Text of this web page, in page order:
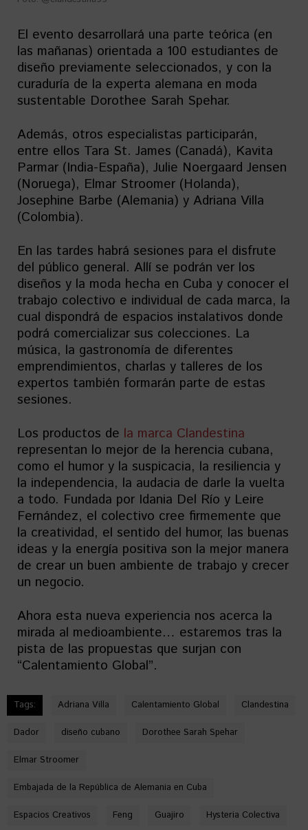
El evento desarrollará una parte teórica (en
las mañanas) orientada a 100 estudiantes de
diseño previamente seleccionados, y con la
curaduría de la experta alemana en moda
sustentable Dorothee Sarah Spehar.
Además, otros especialistas participarán,
entre ellos Tara St. James (Canadá), Kavita
Parmar (India-España), Julie Noergaard Jensen
(Noruega), Elmar Stroomer (Holanda),
Josephine Barbe (Alemania) y Adriana Villa
(Colombia).
En las tardes habrá sesiones para el disfrute
del público general. Allí se podrán ver los
diseños y la moda hecha en Cuba y conocer el
trabajo colectivo e individual de cada marca, la
cual dispondrá de espacios instalativos donde
podrá comercializar sus colecciones. La
música, la gastronomía de diferentes
emprendimientos, charlas y talleres de los
expertos también formarán parte de estas
sesiones.
Los productos de la marca Clandestina
representan lo mejor de la herencia cubana,
como el humor y la suspicacia, la resiliencia y
la independencia, la audacia de darle la vuelta
a todo. Fundada por Idania Del Río y Leire
Fernández, el colectivo cree firmemente que
la creatividad, el sentido del humor, las buenas
ideas y la energía positiva son la mejor manera
de crear un buen ambiente de trabajo y crecer
un negocio.
Ahora esta nueva experiencia nos acerca la
mirada al medioambiente… estaremos tras la
pista de las propuestas que surjan con
“Calentamiento Global”.
Tags: Adriana Villa Calentamiento Global Clandestina
Dador diseño cubano Dorothee Sarah Spehar
Elmar Stroomer
Embajada de la República de Alemania en Cuba
Espacios Creativos Feng Guajiro Hysteria Colectiva